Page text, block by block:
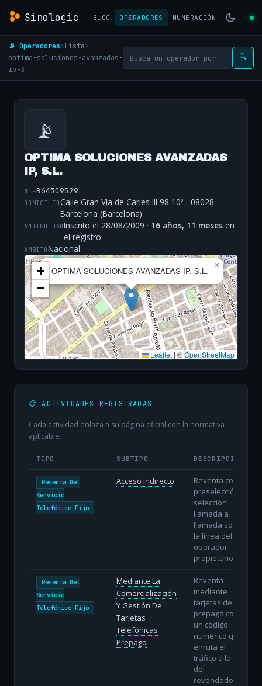
Sinologic BLOG OPERADORES NUMERACIÓN
📡 Operadores› Lista›
optima-soluciones-avanzadas-
ip-3
🔍
📡
OPTIMA SOLUCIONES AVANZADAS
IP, S.L.
NIFB64309529
DOMICILIOCalle Gran Via de Carles III 98 10º - 08028
Barcelona (Barcelona)
ANTIGÜEDADInscrito el 28/08/2009 · 16 años, 11 meses en
el registro
ÁMBITONacional
OPTIMA SOLUCIONES AVANZADAS IP, S.L.
×
+
−
Leaflet | ©OpenStreetMap
📋 ACTIVIDADES REGISTRADAS
Cada actividad enlaza a su página oficial con la normativa
aplicable.
TIPO SUBTIPO DESCRIPCIÓN
Reventa Del
Servicio
Telefónico Fijo
Acceso Indirecto
Reventa con
preselección o
selección
llamada a
llamada sobre
la línea del
operador
propietario.
Reventa Del
Servicio
Telefónico Fijo
Mediante La
Comercialización
Y Gestión De
Tarjetas
Telefónicas
Prepago
Reventa
mediante
tarjetas de
prepago con
un código
numérico que
enruta el
tráfico a la red
del
revendedor.